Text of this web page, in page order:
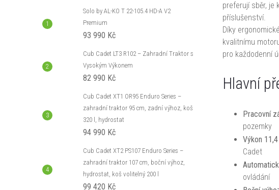
Solo by AL-KO T 22-105.4 HD-A V2
Premium
93 990 Kč
Cub Cadet LT3 R102 – Zahradní Traktor s
Vysokým Výkonem
82 990 Kč
Cub Cadet XT1 OR95 Enduro Series –
zahradní traktor 95 cm, zadní výhoz, koš
320 l, hydrostat
94 990 Kč
Cub Cadet XT2 PS107 Enduro Series –
zahradní traktor 107 cm, boční výhoz,
hydrostat, koš volitelný 200 l
99 420 Kč
preferují sběr, je
příslušenství.
Díky
kvalitnímu
pro každodenní
Hlavní
Pracovní
pozemky
Výkon
Cadet
ovládání